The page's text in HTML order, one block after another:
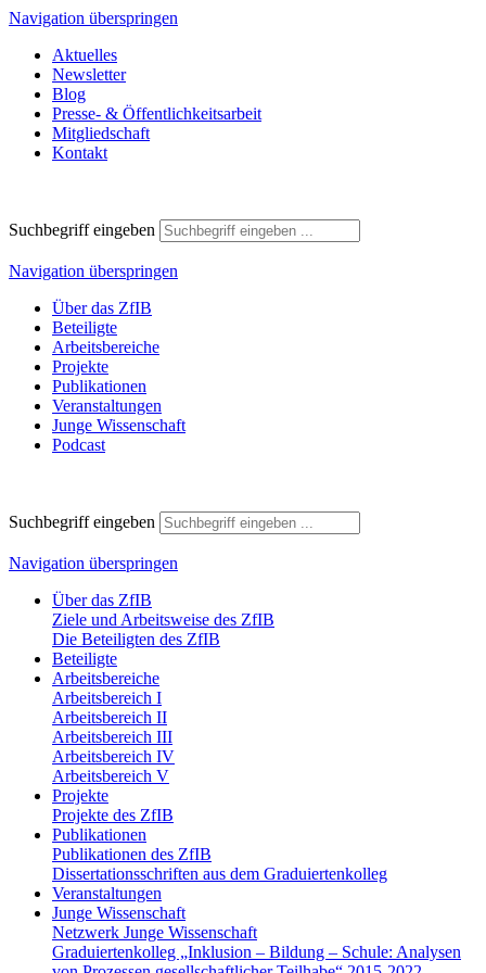
Navigation überspringen
Aktuelles
Newsletter
Blog
Presse- & Öffentlichkeitsarbeit
Mitgliedschaft
Kontakt
Suchbegriff eingeben
Navigation überspringen
Über das ZfIB
Beteiligte
Arbeitsbereiche
Projekte
Publikationen
Veranstaltungen
Junge Wissenschaft
Podcast
Suchbegriff eingeben
Navigation überspringen
Über das ZfIB
Ziele und Arbeitsweise des ZfIB
Die Beteiligten des ZfIB
Beteiligte
Arbeitsbereiche
Arbeitsbereich I
Arbeitsbereich II
Arbeitsbereich III
Arbeitsbereich IV
Arbeitsbereich V
Projekte
Projekte des ZfIB
Publikationen
Publikationen des ZfIB
Dissertationsschriften aus dem Graduiertenkolleg
Veranstaltungen
Junge Wissenschaft
Netzwerk Junge Wissenschaft
Graduiertenkolleg „Inklusion – Bildung – Schule: Analysen